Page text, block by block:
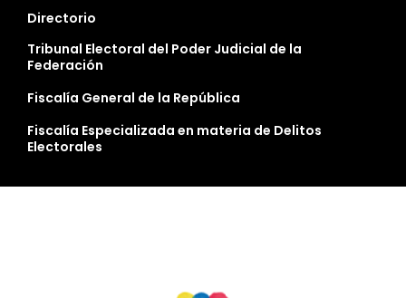
Directorio
Tribunal Electoral del Poder Judicial de la
Federación
Fiscalía General de la República
Fiscalía Especializada en materia de Delitos
Electorales